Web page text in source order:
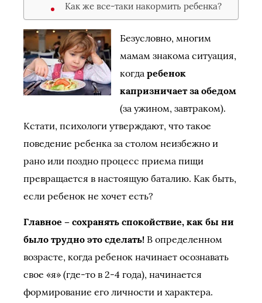
Как же все-таки накормить ребенка?
Безусловно, многим
мамам знакома ситуация,
когда ребенок
капризничает за обедом
(за ужином, завтраком).
Кстати, психологи утверждают, что такое
поведение ребенка за столом неизбежно и
рано или поздно процесс приема пищи
превращается в настоящую баталию. Как быть,
если ребенок не хочет есть?
Главное – сохранять спокойствие, как бы ни
было трудно это сделать! В определенном
возрасте, когда ребенок начинает осознавать
свое «я» (где-то в 2-4 года), начинается
формирование его личности и характера.